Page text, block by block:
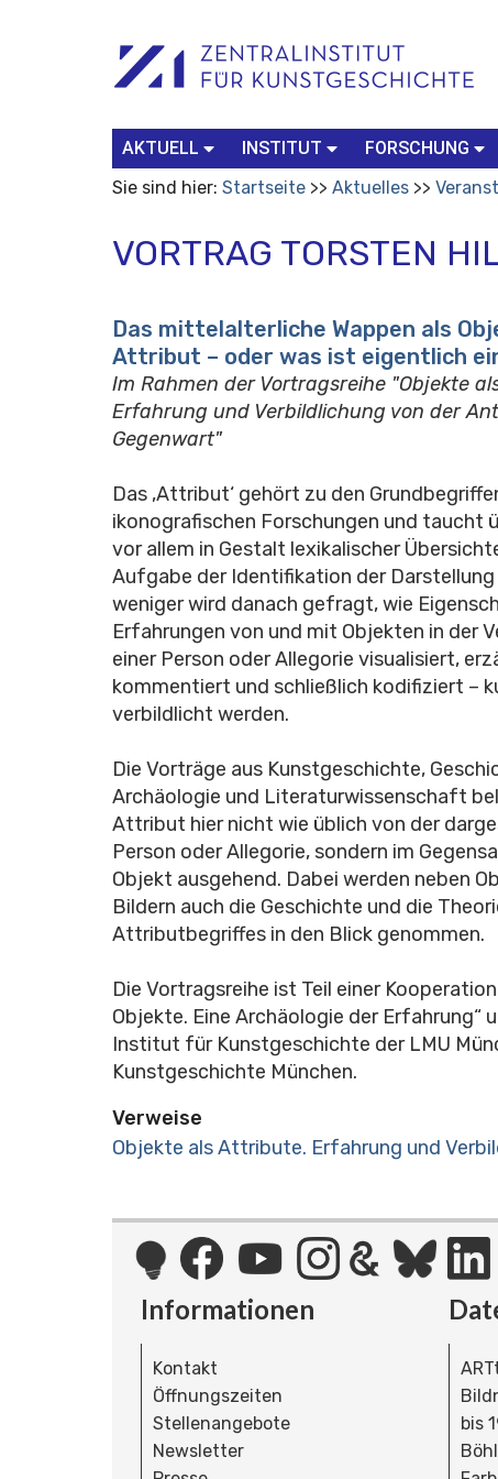
Werkzeuge
Search…
AKTUELL INSTITUT FORSCHUNG
Sie sind hier: Startseite Aktuelles
VORTRAG TORSTEN
Das mittelalterliche Wappen als
Attribut – oder was ist eigentlich
Im Rahmen der Vortragsreihe "Objekte
Erfahrung und Verbildlichung von der
Gegenwart"
Das ‚Attribut‘ gehört zu den
ikonografischen Forschungen und taucht
vor allem in Gestalt lexikalischer
Aufgabe der Identifikation der
weniger wird danach gefragt, wie
Erfahrungen von und mit Objekten in der
einer Person oder Allegorie visualisiert,
kommentiert und schließlich kodifiziert –
verbildlicht werden.
Die Vorträge aus Kunstgeschichte,
Archäologie und Literaturwissenschaft
Attribut hier nicht wie üblich von der
Person oder Allegorie, sondern im
Objekt ausgehend. Dabei werden neben
Bildern auch die Geschichte und die
Attributbegriffes in den Blick genommen.
Die Vortragsreihe ist Teil einer
Objekte. Eine Archäologie der Erfahrung“
Institut für Kunstgeschichte der LMU
Kunstgeschichte München.
Verweise
Objekte als Attribute. Erfahrung und
Informationen
Kontakt
Öffnungszeiten
Stellenangebote
Newsletter
bis